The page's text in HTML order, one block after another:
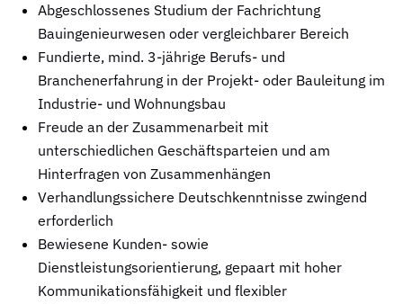
Abgeschlossenes Studium der Fachrichtung
Bauingenieurwesen oder vergleichbarer Bereich
Fundierte, mind. 3-jährige Berufs- und
Branchenerfahrung in der Projekt- oder Bauleitung im
Industrie- und Wohnungsbau
Freude an der Zusammenarbeit mit
unterschiedlichen Geschäftsparteien und am
Hinterfragen von Zusammenhängen
Verhandlungssichere Deutschkenntnisse zwingend
erforderlich
Bewiesene Kunden- sowie
Dienstleistungsorientierung, gepaart mit hoher
Kommunikationsfähigkeit und flexibler